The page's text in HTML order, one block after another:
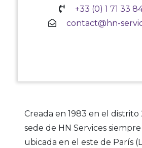
+33 (0) 1 71 33
contact@hn-
Creada en 1983 en el distrito
sede de HN Services
ubicada en el este de París